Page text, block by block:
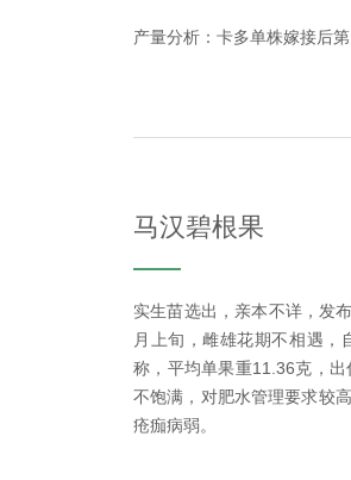
产量分析：卡多单株嫁接后
马汉碧根果
实生苗选出，亲本不详，发
月上旬，雌雄花期不相遇
称，平均单果重11.36克，
不饱满，对肥水管理要求较
疮痂病弱。